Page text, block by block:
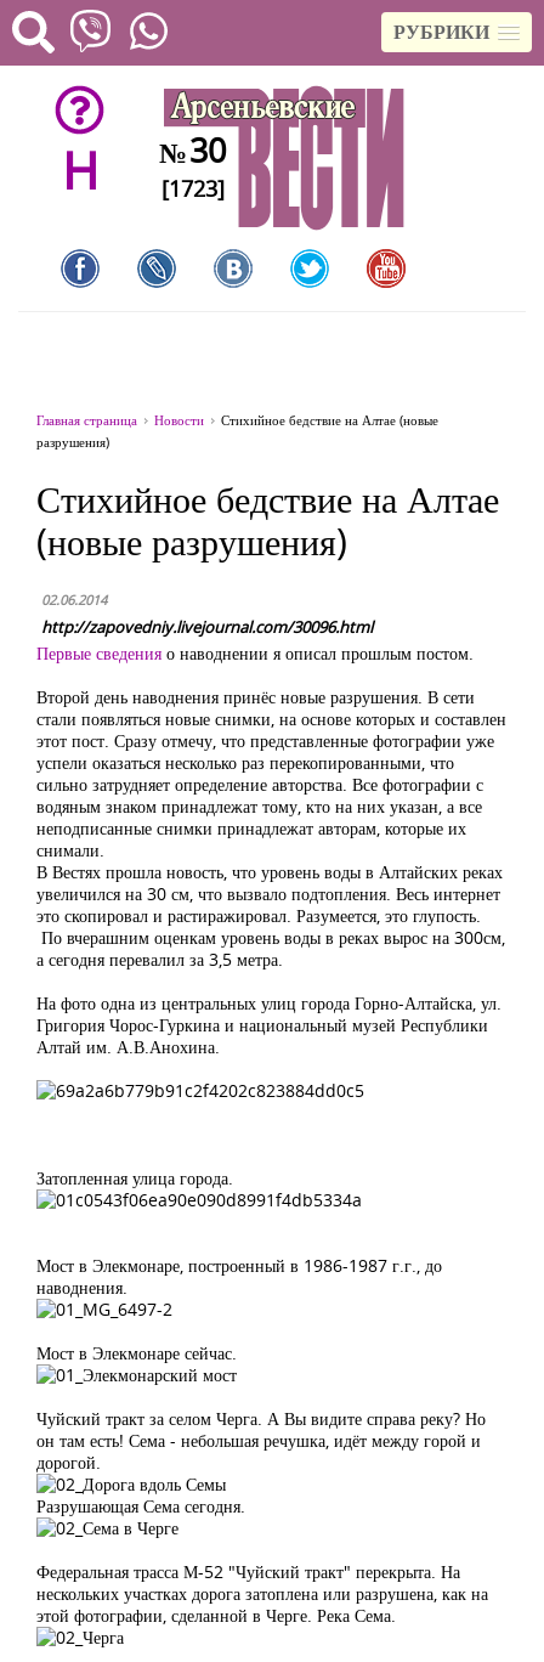
РУБРИКИ
H №30
[1723]
Главная страница Новости
Стихийное бедствие на Алтае (новые
разрушения)
Стихийное бедствие на Алтае
(новые разрушения)
02.06.2014
http://zapovedniy.livejournal.com/30096.html
Первые сведения о наводнении я описал прошлым постом.
Второй день наводнения принёс новые разрушения. В сети
стали появляться новые снимки, на основе которых и составлен
этот пост. Сразу отмечу, что представленные фотографии уже
успели оказаться несколько раз перекопированными, что
сильно затрудняет определение авторства. Все фотографии с
водяным знаком принадлежат тому, кто на них указан, а все
неподписанные снимки принадлежат авторам, которые их
снимали.
В Вестях прошла новость, что уровень воды в Алтайских реках
увеличился на 30 см, что вызвало подтопления. Весь интернет
это скопировал и растиражировал. Разумеется, это глупость.
По вчерашним оценкам уровень воды в реках вырос на 300см,
а сегодня перевалил за 3,5 метра.
На фото одна из центральных улиц города Горно-Алтайска, ул.
Григория Чорос-Гуркина и национальный музей Республики
Алтай им. А.В.Анохина.
Затопленная улица города.
Мост в Элекмонаре, построенный в 1986-1987 г.г., до
наводнения.
Мост в Элекмонаре сейчас.
Чуйский тракт за селом Черга. А Вы видите справа реку? Но
он там есть! Сема - небольшая речушка, идёт между горой и
дорогой.
Разрушающая Сема сегодня.
Федеральная трасса М-52 "Чуйский тракт" перекрыта. На
нескольких участках дорога затоплена или разрушена, как на
этой фотографии, сделанной в Черге. Река Сема.